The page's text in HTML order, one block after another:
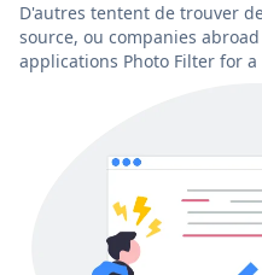
D'autres tentent de trouver
source, ou companies
applications Photo Filter for